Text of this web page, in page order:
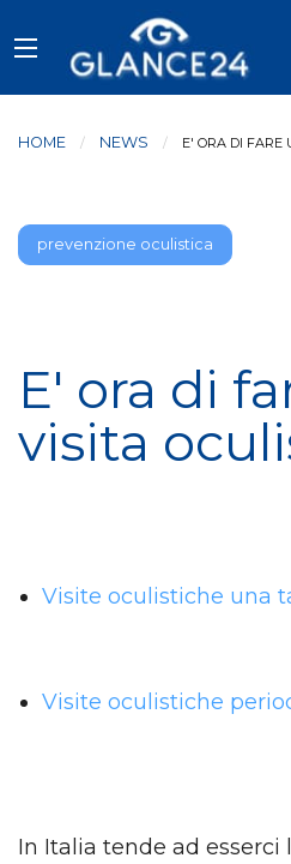
HOME NEWS CURRENT:
E' ORA DI FARE
prevenzione oculistica
E' ora di
visita
Visite oculistiche una
Visite oculistiche
In Italia tende ad esserci